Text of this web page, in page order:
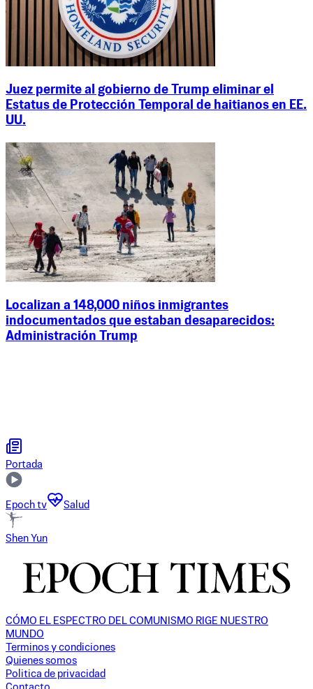
Juez permite al gobierno de Trump eliminar el
Estatus de Protección Temporal de haitianos en EE.
UU.
Localizan a 148,000 niños inmigrantes
indocumentados que estaban desaparecidos:
Administración Trump
Portada
Epoch tv Salud
Shen Yun
CÓMO EL ESPECTRO DEL COMUNISMO RIGE NUESTRO
MUNDO
Terminos y condiciones
Quienes somos
Politica de privacidad